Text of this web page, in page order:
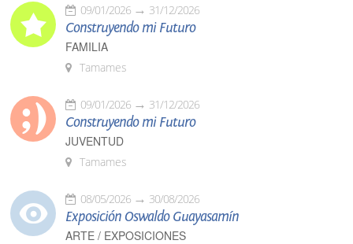
09/01/2026 31/12/2026
Construyendo mi Futuro
FAMILIA
Tamames
09/01/2026 31/12/2026
Construyendo mi Futuro
JUVENTUD
Tamames
08/05/2026 30/08/2026
Exposición Oswaldo Guayasamín
ARTE / EXPOSICIONES